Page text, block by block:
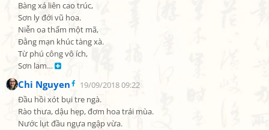
Bàng xá liên cao trúc,
Sơn ly đới vũ hoa.
Niễn oa thấm một mã,
Đằng mạn khúc tàng xà.
Từ phú công vô ích,
Sơn lam…
Chi Nguyen
19/09/2018 09:22
Đầu hồi xót bụi tre ngà.
Rào thưa, dậu hẹp, đơm hoa trái mùa.
Nước lụt đầu ngựa ngập vừa.